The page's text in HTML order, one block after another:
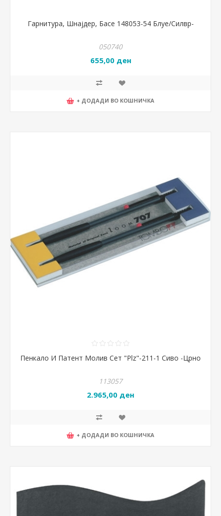
Гарнитура, Шнајдер, Басе 148053-54 Блуе/Силвр-
050740
655,00 ден
+ ДОДАДИ ВО КОШНИЧКА
Пенкало И Патент Молив Сет "Plz"-211-1 Сиво -Црно
113057
2.965,00 ден
+ ДОДАДИ ВО КОШНИЧКА